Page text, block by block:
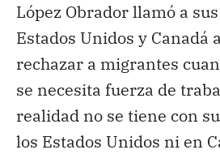
López Obrador llamó a
Estados Unidos y Canadá
rechazar a migrantes
se necesita fuerza de
realidad no se tiene con
los Estados Unidos ni en